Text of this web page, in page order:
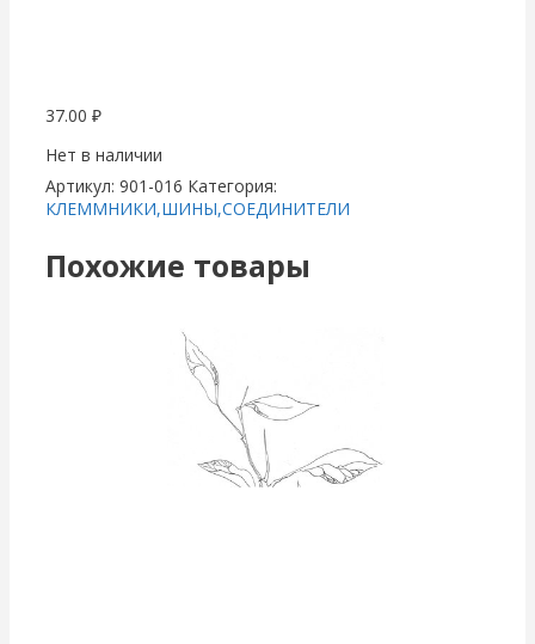
37.00 ₽
Нет в наличии
Артикул: 901-016 Категория:
КЛЕММНИКИ,ШИНЫ,СОЕДИНИТЕЛИ
Похожие товары